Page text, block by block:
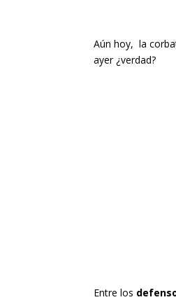
Aún hoy, la
ayer ¿verdad?
Entre los